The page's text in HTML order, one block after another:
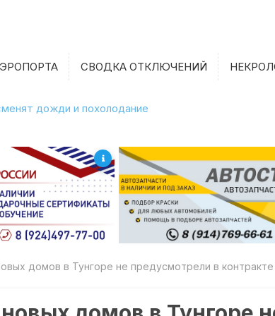
СВОДКА ОТКЛЮЧЕНИЙ
дожди и похолодание
домов в Тунгоре не предусмотрели в контракте